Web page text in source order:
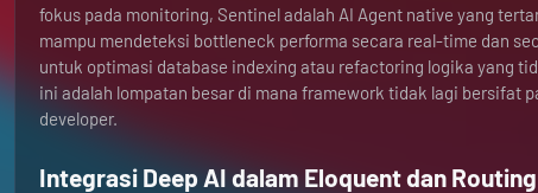
fokus pada monitoring, Sentinel adalah AI Agent native yang
mampu mendeteksi bottleneck performa secara real-time dan
untuk optimasi database indexing atau refactoring logika yang
ini adalah lompatan besar di mana framework tidak lagi bersifat
developer.
Integrasi Deep AI dalam Eloquent dan Routing